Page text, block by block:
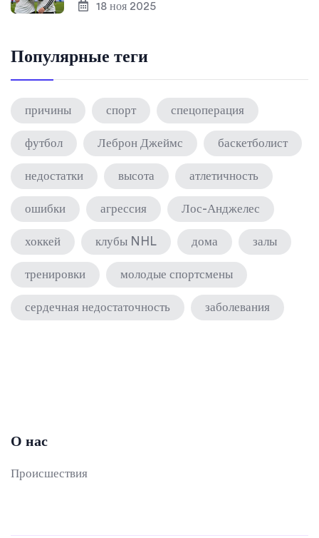
18 ноя 2025
Популярные теги
причины спорт спецоперация
футбол Леброн Джеймс баскетболист
недостатки высота атлетичность
ошибки агрессия Лос-Анджелес
хоккей клубы NHL дома залы
тренировки молодые спортсмены
сердечная недостаточность заболевания
О нас
Происшествия